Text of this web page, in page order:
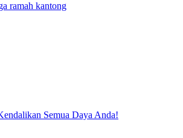
ramah kantong
Semua Daya Anda!